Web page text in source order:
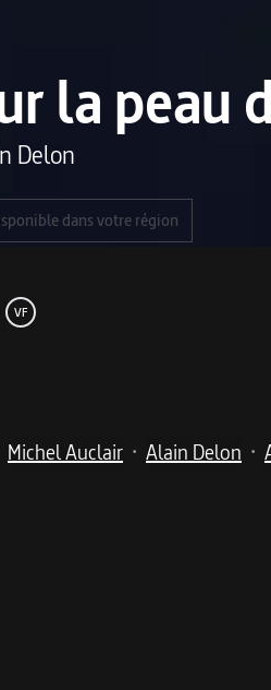
la peau
Delon
dans votre région
VF
Michel Auclair • Alain Delon •